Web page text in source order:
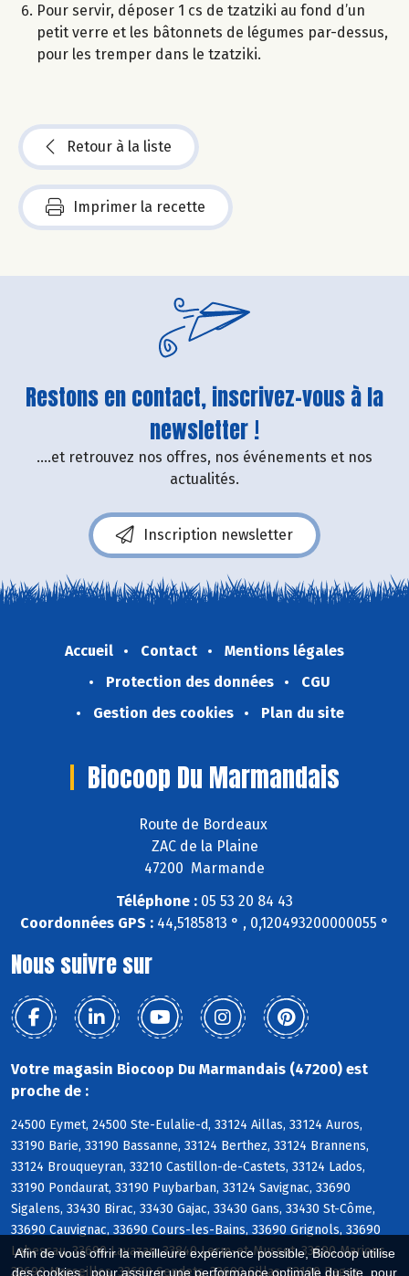
Afin de vous offrir la meilleure expérience possible, Biocoop utilise
des cookies : pour assurer une performance optimale du site, pour
Pour servir, déposer 1 cs de tzatziki au fond d’un
petit verre et les bâtonnets de légumes par-dessus,
pour les tremper dans le tzatziki.
Retour à la liste
Imprimer la recette
Restons en contact, inscrivez-vous à la
newsletter !
....et retrouvez nos offres, nos événements et nos
actualités.
Inscription newsletter
Accueil Contact
Mentions légales
Protection des données
CGU
Gestion des cookies
Plan du site
Biocoop Du Marmandais
Route de Bordeaux
ZAC de la Plaine
47200 Marmande
Téléphone : 05 53 20 84 43
Coordonnées GPS : 44,5185813 ° , 0,120493200000055 °
Nous suivre sur
Votre magasin Biocoop Du Marmandais (47200) est
proche de :
24500 Eymet, 24500 Ste-Eulalie-d, 33124 Aillas, 33124 Auros,
33190 Barie, 33190 Bassanne, 33124 Berthez, 33124 Brannens,
33124 Brouqueyran, 33210 Castillon-de-Castets, 33124 Lados,
33190 Pondaurat, 33190 Puybarban, 33124 Savignac, 33690
Sigalens, 33430 Birac, 33430 Gajac, 33430 Gans, 33430 St-Côme,
33690 Cauvignac, 33690 Cours-les-Bains, 33690 Grignols, 33690
Labescau, 33690 Lavazan, 33840 Lerm-et-Musset, 33690 Marions,
33690 Masseilles, 33690 Sendets, 33690 Sillas, 33190 Bagas